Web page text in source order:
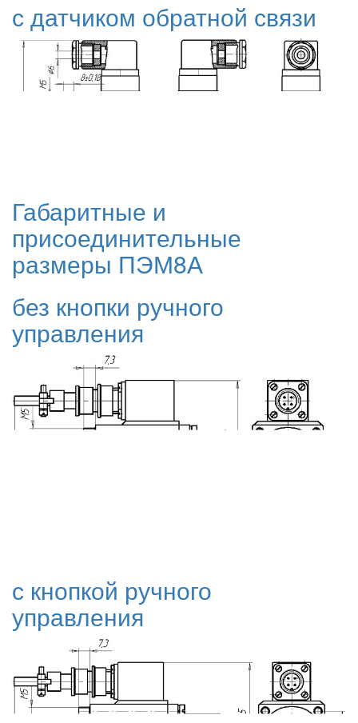
с датчиком обратной связи
Габаритные и
присоединительные
размеры ПЭМ8А
без кнопки ручного
управления
с кнопкой ручного
управления